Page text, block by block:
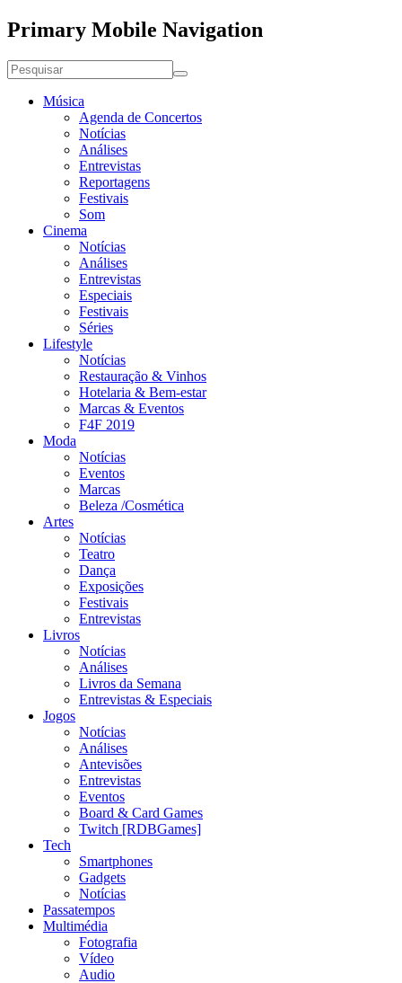
Primary Mobile Navigation
Música
Agenda de Concertos
Notícias
Análises
Entrevistas
Reportagens
Festivais
Som
Cinema
Notícias
Análises
Entrevistas
Especiais
Festivais
Séries
Lifestyle
Notícias
Restauração & Vinhos
Hotelaria & Bem-estar
Marcas & Eventos
F4F 2019
Moda
Notícias
Eventos
Marcas
Beleza /Cosmética
Artes
Notícias
Teatro
Dança
Exposições
Festivais
Entrevistas
Livros
Notícias
Análises
Livros da Semana
Entrevistas & Especiais
Jogos
Notícias
Análises
Antevisões
Entrevistas
Eventos
Board & Card Games
Twitch [RDBGames]
Tech
Smartphones
Gadgets
Notícias
Passatempos
Multimédia
Fotografia
Vídeo
Audio